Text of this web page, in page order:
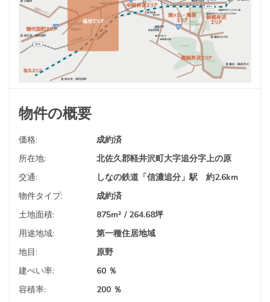
物件の概要
価格:
成約済
所在地:
北佐久郡軽井沢町大字追分字上の原
交通:
しなの鉄道「信濃追分」駅 約2.6km
物件タイプ:
成約済
土地面積:
875m² / 264.68坪
用途地域:
第一種住居地域
地目:
原野
建ぺい率:
60 ％
容積率:
200 ％